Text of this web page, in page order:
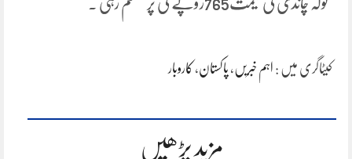
تولہ چاندی کی قیمت765روپے کی پرمستحکم رہی ۔
کیٹاگری میں : اہم خبریں، پاکستان، کاروبار
مزید پڑھیں